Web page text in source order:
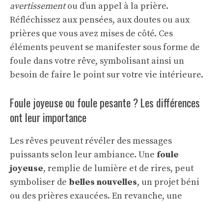
avertissementou d’un appel à la prière.
Réfléchissez aux pensées, aux doutes ou aux
prières que vous avez mises de côté. Ces
éléments peuvent se manifester sous forme de
foule dans votre rêve, symbolisant ainsi un
besoin de faire le point sur votre vie intérieure.
Foule joyeuse ou foule pesante ? Les différences
ont leur importance
Les rêves peuvent révéler des messages
puissants selon leur ambiance. Une foule
joyeuse, remplie de lumière et de rires, peut
symboliser de belles nouvelles, un projet béni
ou des prières exaucées. En revanche, une